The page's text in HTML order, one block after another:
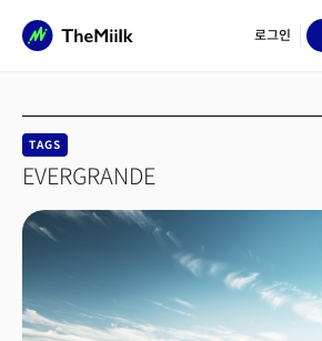
로그인
TAGS
EVERGRANDE